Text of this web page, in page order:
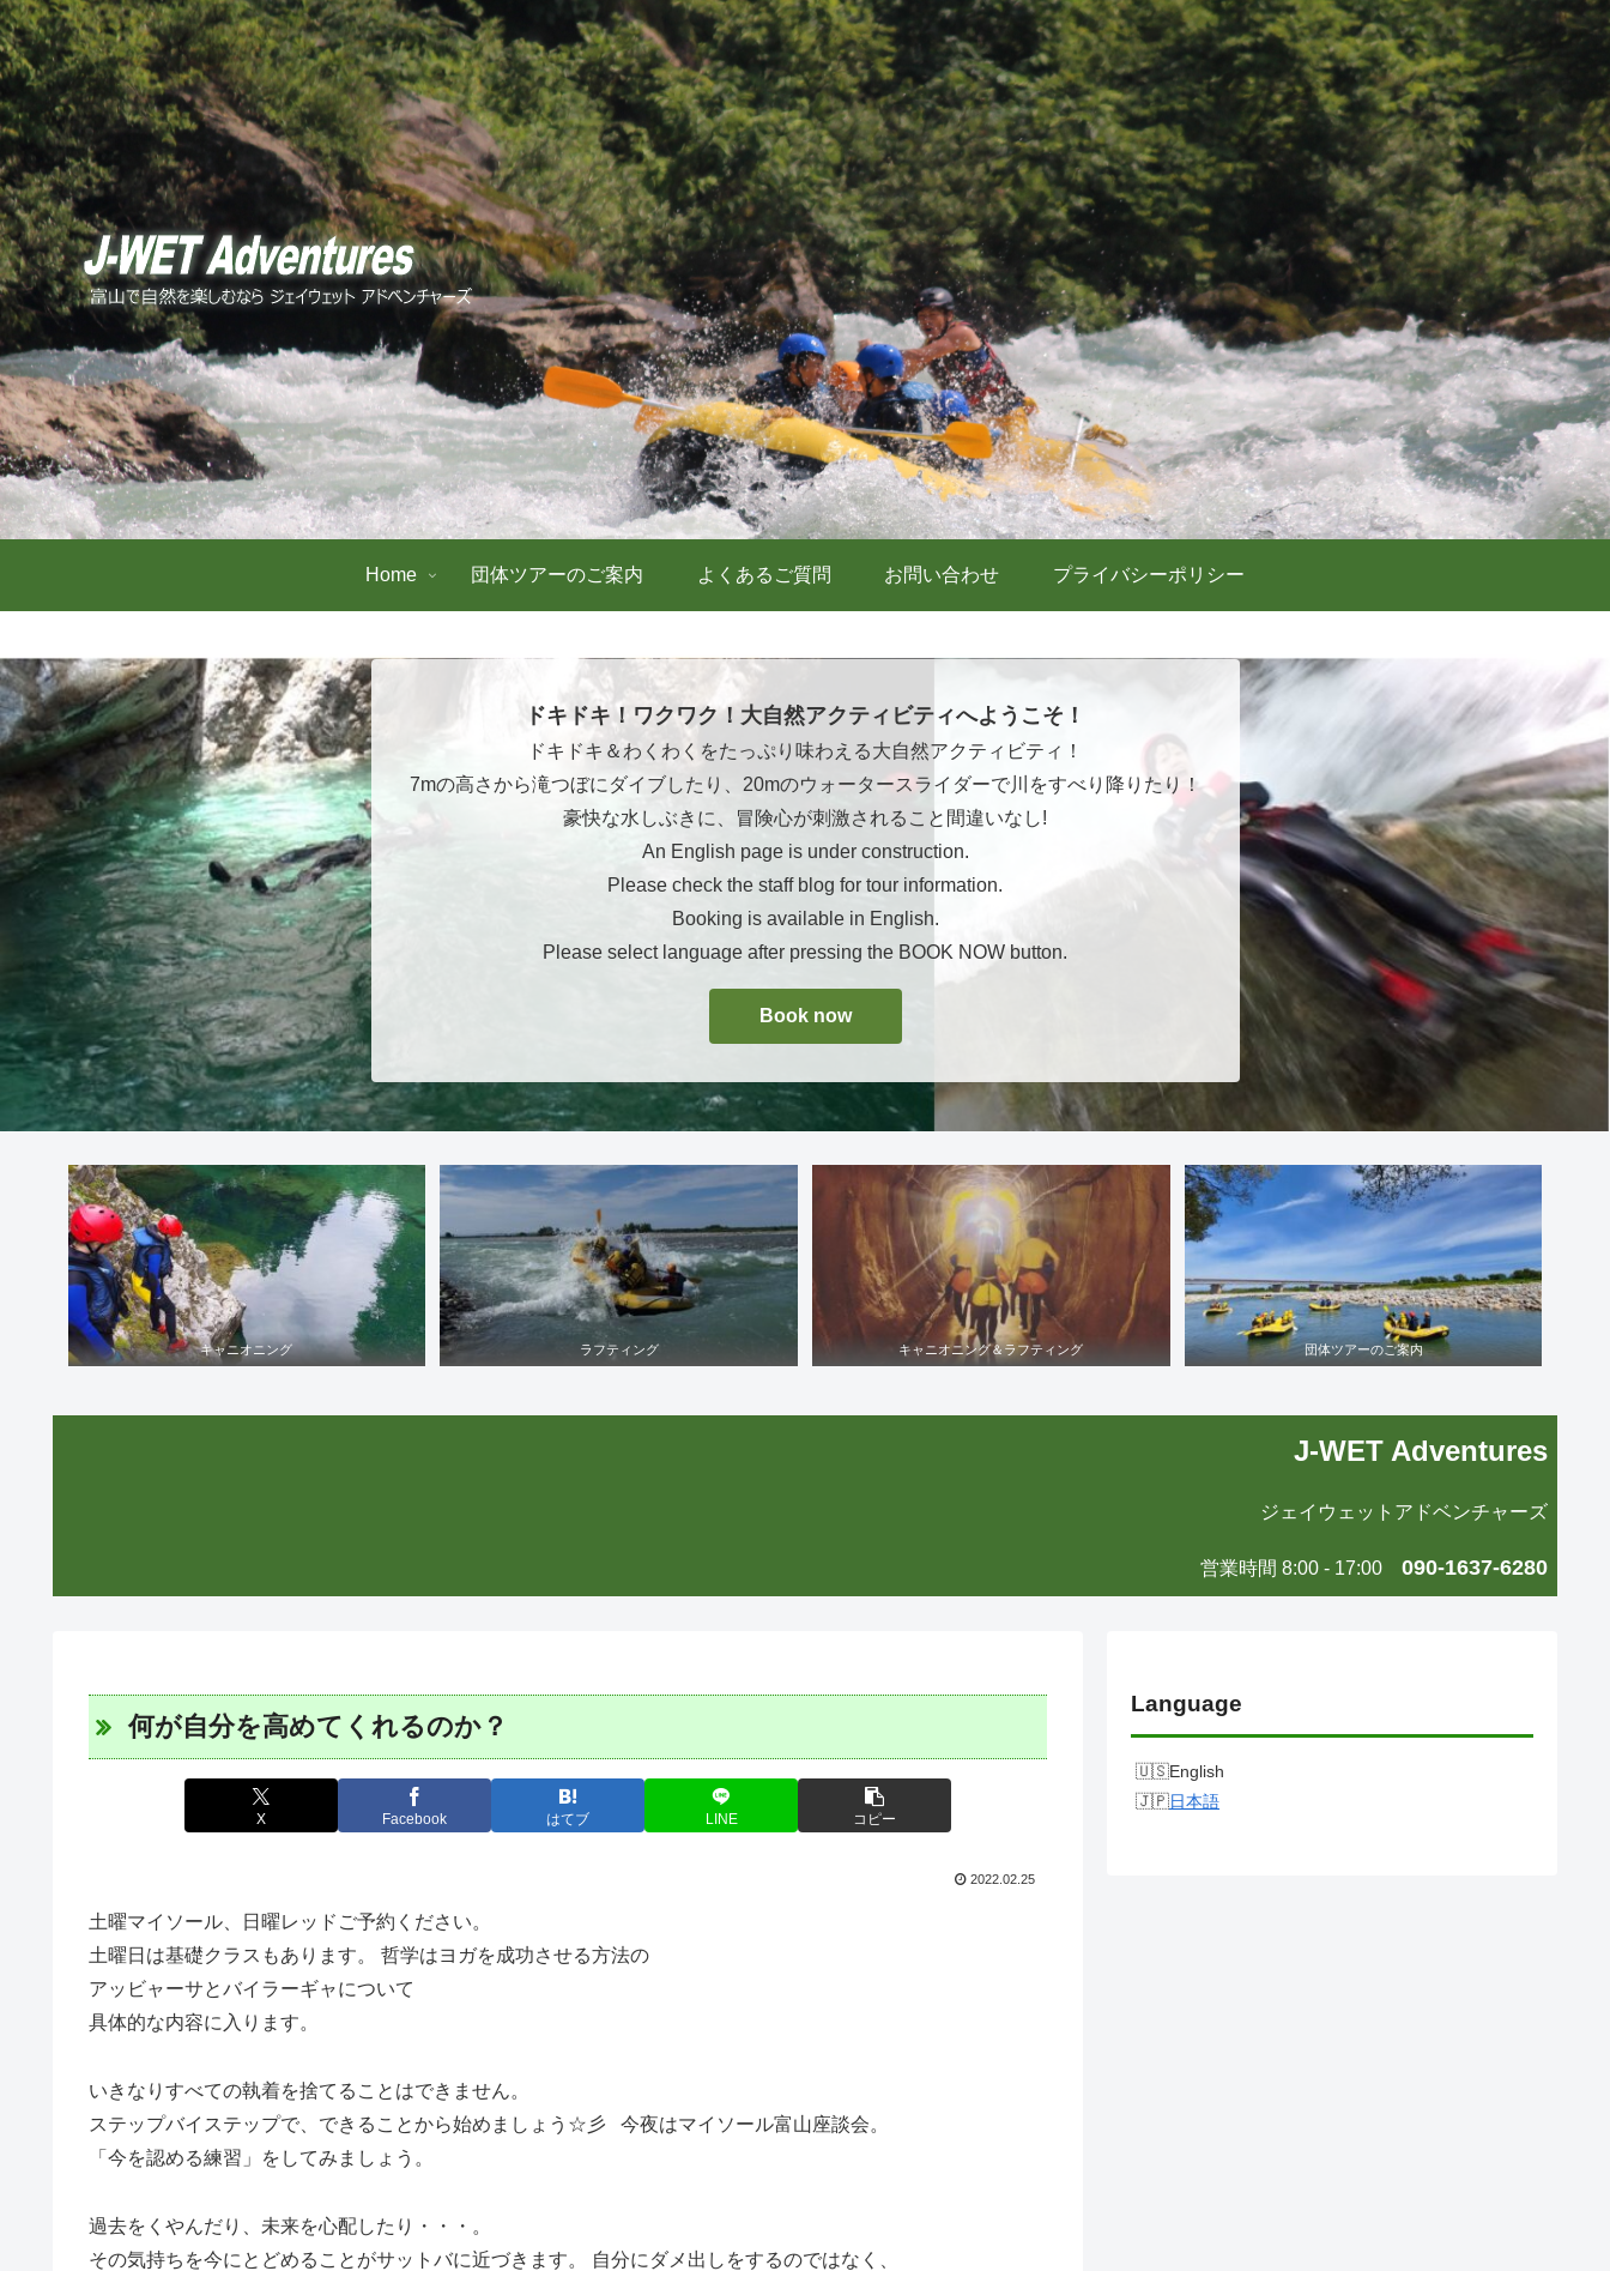
Home 団体ツアーのご案内 よくあるご質問 お問い合わせ プライバシーポリシー
ドキドキ！ワクワク！大自然アクティビティへようこそ！
ドキドキ＆わくわくをたっぷり味わえる大自然アクティビティ！
7mの高さから滝つぼにダイブしたり、20mのウォータースライダーで川をすべり降りたり！
豪快な水しぶきに、冒険心が刺激されること間違いなし!
An English page is under construction.
Please check the staff blog for tour information.
Booking is available in English.
Please select language after pressing the BOOK NOW button.
Book now
キャニオニング ラフティング キャニオニング＆ラフティング 団体ツアーのご案内
J-WET Adventures
ジェイウェットアドベンチャーズ
営業時間 8:00 - 17:00 090-1637-6280
何が自分を高めてくれるのか？
X Facebook はてブ LINE コピー
2022.02.25
土曜マイソール、日曜レッドご予約ください。
土曜日は基礎クラスもあります。 哲学はヨガを成功させる方法の
アッビャーサとバイラーギャについて
具体的な内容に入ります。
いきなりすべての執着を捨てることはできません。
ステップバイステップで、できることから始めましょう☆彡 今夜はマイソール富山座談会。
「今を認める練習」をしてみましょう。
過去をくやんだり、未来を心配したり・・・。
その気持ちを今にとどめることがサットバに近づきます。 自分にダメ出しをするのではなく、
Language
English
日本語